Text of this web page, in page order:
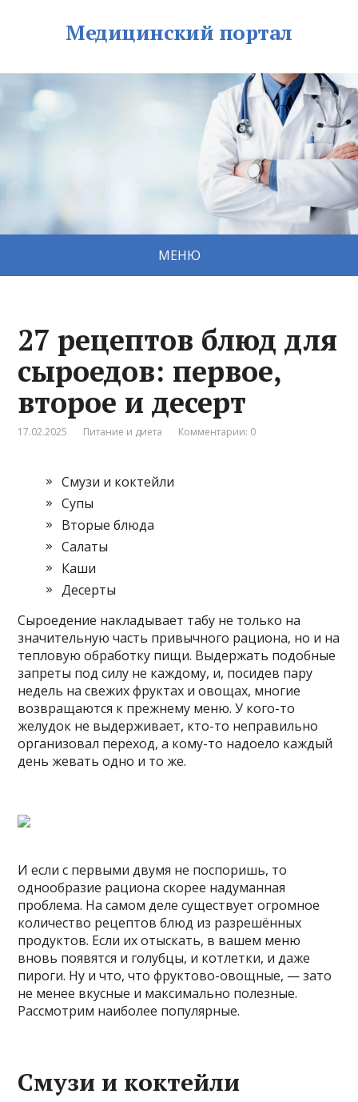
Медицинский портал
МЕНЮ
27 рецептов блюд для
сыроедов: первое,
второе и десерт
17.02.2025 Питание и диета Комментарии: 0
Смузи и коктейли
Супы
Вторые блюда
Салаты
Каши
Десерты
Сыроедение накладывает табу не только на
значительную часть привычного рациона, но и на
тепловую обработку пищи. Выдержать подобные
запреты под силу не каждому, и, посидев пару
недель на свежих фруктах и овощах, многие
возвращаются к прежнему меню. У кого-то
желудок не выдерживает, кто-то неправильно
организовал переход, а кому-то надоело каждый
день жевать одно и то же.
И если с первыми двумя не поспоришь, то
однообразие рациона скорее надуманная
проблема. На самом деле существует огромное
количество рецептов блюд из разрешённых
продуктов. Если их отыскать, в вашем меню
вновь появятся и голубцы, и котлетки, и даже
пироги. Ну и что, что фруктово-овощные, — зато
не менее вкусные и максимально полезные.
Рассмотрим наиболее популярные.
Смузи и коктейли